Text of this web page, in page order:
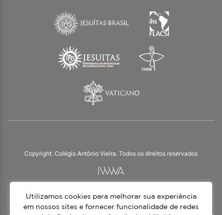
Copyright. Colégio Antônio Vieira. Todos os direitos reservados
O Colégio Antônio Vieira integra a Rede Jesuíta de Educação, tendo as suas
práticas impulsionadas pelos valores da espiritualidade inaciana – marca da
Utilizamos cookies para melhorar sua experiência
em nossos sites e fornecer funcionalidade de redes